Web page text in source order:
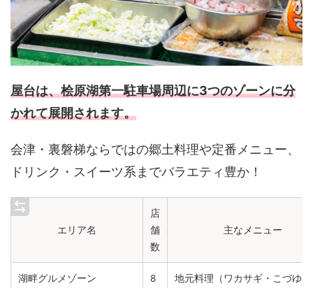
屋台は、桧原湖第一駐車場周辺に3つのゾーンに分
かれて展開されます。
会津・裏磐梯ならではの郷土料理や定番メニュー、
ドリンク・スイーツ系までバラエティ豊か！
エリア名
店
舗
数
主なメニュー
湖畔グルメゾーン 8 地元料理（ワカサギ・こづゆ